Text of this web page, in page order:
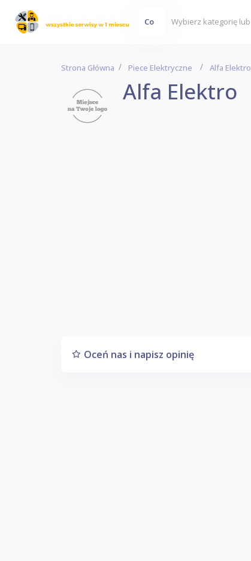
Co
Strona Główna Piece Elektryczne Alfa Elektro
Alfa Elektro
Oceń nas i napisz opinię